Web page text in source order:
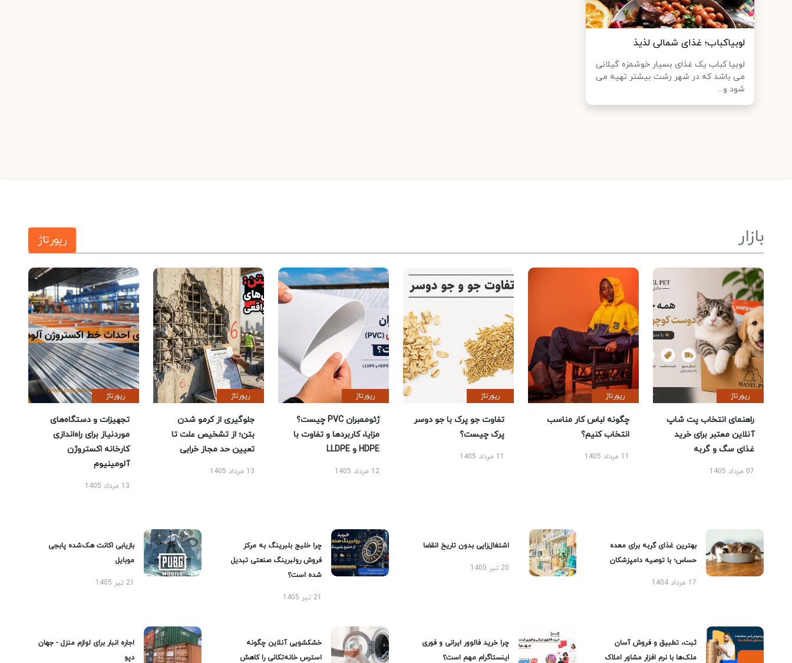
لوبیاکباب؛ غذای شمالی لذیذ
لوبیا کباب یک غذای بسیار خوشمزه گیلانی
می باشد که در شهر رشت بیشتر تهیه می
شود و...
بازار رپورتاژ
رپورتاژ
راهنمای انتخاب پت شاپ
آنلاین معتبر برای خرید
غذای سگ و گربه
07 مرداد 1405
رپورتاژ
چگونه لباس کار مناسب
انتخاب کنیم؟
11 مرداد 1405
رپورتاژ
تفاوت جو پرک با جو دوسر
پرک چیست؟
11 مرداد 1405
رپورتاژ
ژئوممبران PVC چیست؟
مزایا، کاربردها و تفاوت با
HDPE و LLDPE
12 مرداد 1405
رپورتاژ
جلوگیری از کرمو شدن
بتن؛ از تشخیص علت تا
تعیین حد مجاز خرابی
13 مرداد 1405
رپورتاژ
تجهیزات و دستگاه‌های
موردنیاز برای راه‌اندازی
کارخانه اکستروژن
آلومینیوم
13 مرداد 1405
بهترین غذای گربه برای معده
حساس؛ با توصیه دامپزشکان
17 مرداد 1404
اشتغال‌زایی بدون تاریخ انقضا
20 تیر 1405
چرا خلیج بلبرینگ به مرکز
فروش رولبرینگ صنعتی تبدیل
شده است؟
21 تیر 1405
بازیابی اکانت هک‌شده پابجی
موبایل
21 تیر 1405
ثبت، تطبیق و فروش آسان
ملک‌ها با نرم افزار مشاور املاک
چرا خرید فالوور ایرانی و فوری
اینستاگرام مهم است؟
خشکشویی آنلاین چگونه
استرس خانه‌تکانی را کاهش
اجاره انبار برای لوازم منزل - جهان
دپو